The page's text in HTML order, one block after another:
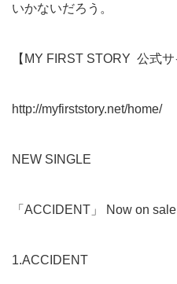
いかないだろう。
【MY FIRST STORY 公式サ
http://myfirststory.net/home/
NEW SINGLE
「ACCIDENT」 Now on
1.ACCIDENT